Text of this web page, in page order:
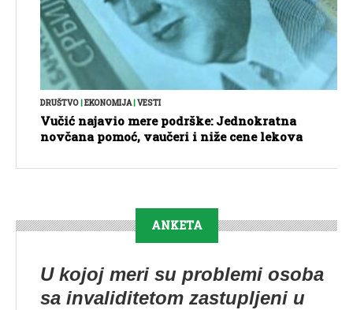
DRUŠTVO EKONOMIJA| VESTI
Vučić najavio mere podrške: Jednokratna
novčana pomoć, vaučeri i niže cene lekova
ANKETA
U kojoj meri su problemi osoba
sa invaliditetom zastupljeni u